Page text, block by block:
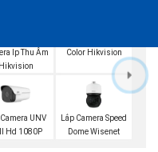
Ip Thu Âm
Hikvision
Color Hikvision
Camera UNV
Hd 1080P
Lắp Camera Speed
Dome Wisenet